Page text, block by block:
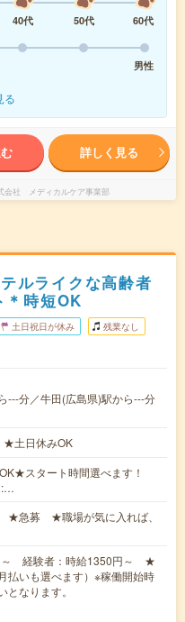
40代 50代
60代
男性
る
詳しく見る
会社 メディカルケア事業部
ルライクな高齢者
＊時短OK
土日祝日が休み 残業なし
---分／牛田(広島県)駅から---分
土日休みOK
スタート時間選べます！
★急募 ★職場が気に入れば、
～ 経験者：時給1350円～ ★
払いも選べます）※稼働開始時
なります。